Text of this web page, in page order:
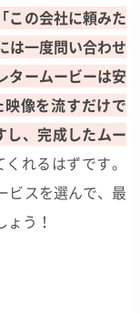
この会社に頼みた
は一度問い合わせ
タームービーは安
像を流すだけで
し、完成したムー
くれるはずです。
ビスを選んで、最
う！